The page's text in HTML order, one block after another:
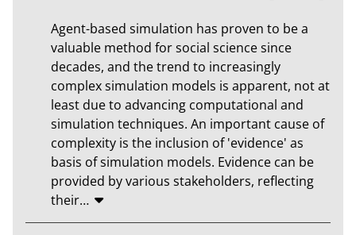
Agent-based simulation has proven to be a
valuable method for social science since
decades, and the trend to increasingly
complex simulation models is apparent, not at
least due to advancing computational and
simulation techniques. An important cause of
complexity is the inclusion of 'evidence' as
basis of simulation models. Evidence can be
provided by various stakeholders, reflecting
their…